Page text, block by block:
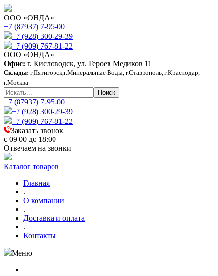
ООО «ОНДА»
+7 (87937) 7-95-00
+7 (928) 300-29-39
+7 (909) 767-81-22
ООО «ОНДА»
Офис: г. Кисловодск, ул. Героев Медиков 11
Склады: г.Пятигорск,г.Минеральные Воды, г.Ставрополь, г.Краснодар,
г.Москва
+7 (87937) 7-95-00
+7 (928) 300-29-39
+7 (909) 767-81-22
Заказать звонок
с 09:00 до 18:00
Отвечаем на звонки
Каталог товаров
Главная
.
О компании
.
Доставка и оплата
.
Контакты
Меню